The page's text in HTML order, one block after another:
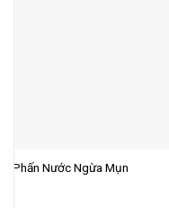
Phấn Nước Ngừa Mụn